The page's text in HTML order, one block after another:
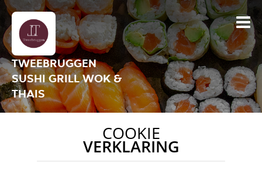
TWEEBRUGGEN
SUSHI GRILL WOK &
THAIS
COOKIE
VERKLARING